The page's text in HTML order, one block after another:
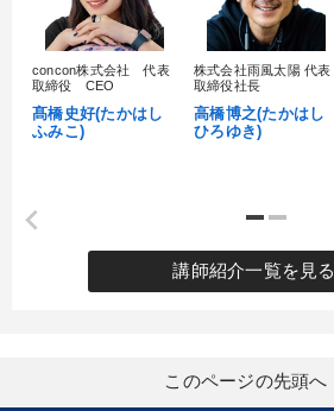
concon株式会社 代表
取締役 CEO
髙橋史好(たかはし
ふみこ)
株式会社雨風太陽 代表
取締役社長
高橋博之(たかはし
ひろゆき)
講師紹介一覧を見る
このページの先頭へ